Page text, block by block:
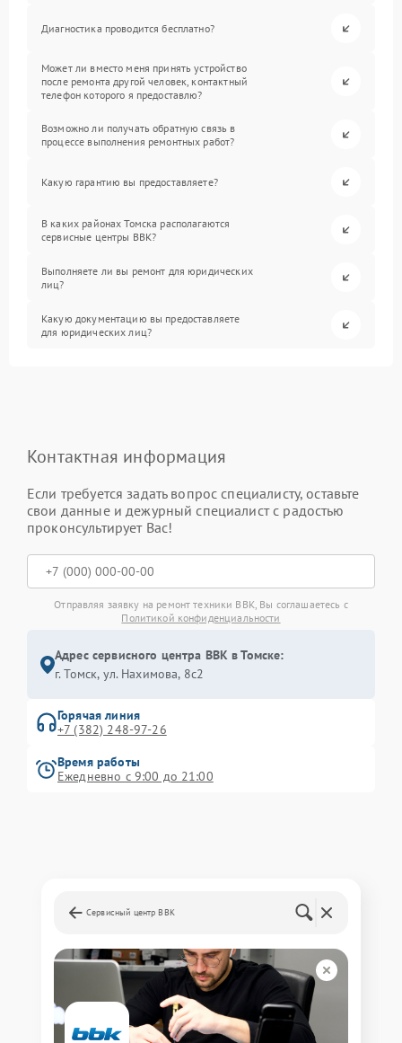
Диагностика проводится бесплатно?
Может ли вместо меня принять устройство
после ремонта другой человек, контактный
телефон которого я предоставлю?
Возможно ли получать обратную связь в
процессе выполнения ремонтных работ?
Какую гарантию вы предоставляете?
В каких районах Томска располагаются
сервисные центры BBK?
Выполняете ли вы ремонт для юридических
лиц?
Какую документацию вы предоставляете
для юридических лиц?
Контактная информация
Если требуется задать вопрос специалисту, оставьте
свои данные и дежурный специалист с радостью
проконсультирует Вас!
Отправляя заявку на ремонт техники BBK, Вы соглашаетесь с
Политикой конфиденциальности
Адрес сервисного центра BBK в Томске:
г. Томск, ул. Нахимова, 8с2
Горячая линия
+7 (382) 248-97-26
Время работы
Ежедневно с 9:00 до 21:00
Сервисный центр BBK